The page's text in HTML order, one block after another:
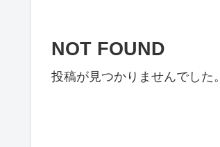
NOT FOUND
投稿が見つかりませんでした。